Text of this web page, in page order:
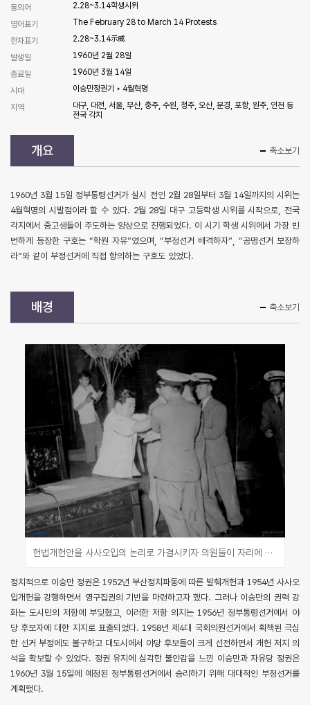
동의어
2.28~3.14학생시위
영어표기
The February 28 to March 14 Protests
한자표기
2.28~3.14示威
발생일
1960년 2월 28일
종료일
1960년 3월 14일
시대
이승만정권기 ‣ 4월혁명
지역
대구, 대전, 서울, 부산, 충주, 수원, 청주, 오산, 문경, 포항, 원주, 인천 등
전국 각지
개요 축소보기
1960년 3월 15일 정부통령선거가 실시 전인 2월 28일부터 3월 14일까지의 시위는
4월혁명의 시발점이라 할 수 있다. 2월 28일 대구 고등학생 시위를 시작으로, 전국
각지에서 중고생들이 주도하는 양상으로 진행되었다. 이 시기 학생 시위에서 가장 빈
번하게 등장한 구호는 “학원 자유”였으며, “부정선거 배격하자”, “공명선거 보장하
라”와 같이 부정선거에 직접 항의하는 구호도 있었다.
배경 축소보기
헌법개헌안을 사사오입의 논리로 가결시키자 의원들이 자리에 일어나 항의하는 모습(경향신문사, 민주화운동기념사업회)
정치적으로 이승만 정권은 1952년 부산정치파동에 따른 발췌개헌과 1954년 사사오
입개헌을 강행하면서 영구집권의 기반을 마련하고자 했다. 그러나 이승만의 권력 강
화는 도시민의 저항에 부딪혔고, 이러한 저항 의지는 1956년 정부통령선거에서 야
당 후보자에 대한 지지로 표출되었다. 1958년 제4대 국회의원선거에서 획책된 극심
한 선거 부정에도 불구하고 대도시에서 야당 후보들이 크게 선전하면서 개헌 저지 의
석을 확보할 수 있었다. 정권 유지에 심각한 불안감을 느낀 이승만과 자유당 정권은
1960년 3월 15일에 예정된 정부통령선거에서 승리하기 위해 대대적인 부정선거를
계획했다.